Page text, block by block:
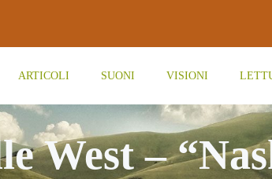
ARTICOLI SUONI VISIONI
West –